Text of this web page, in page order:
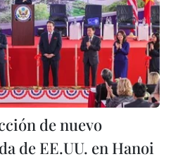
de nuevo
de EE.UU. en Hanoi